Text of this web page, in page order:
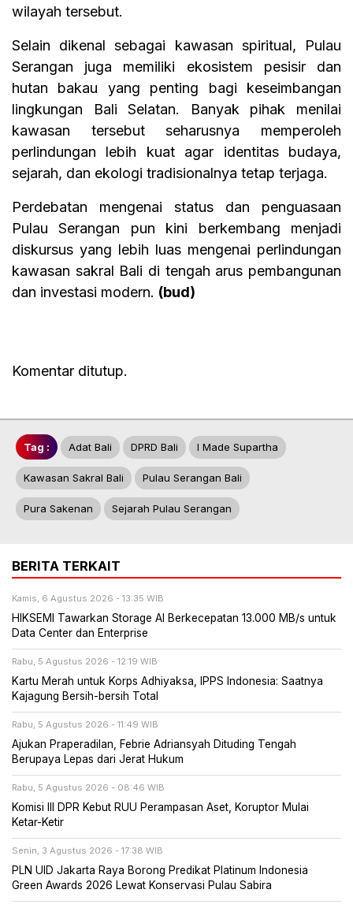
wilayah tersebut.
Selain dikenal sebagai kawasan spiritual, Pulau
Serangan juga memiliki ekosistem pesisir dan
hutan bakau yang penting bagi keseimbangan
lingkungan Bali Selatan. Banyak pihak menilai
kawasan tersebut seharusnya memperoleh
perlindungan lebih kuat agar identitas budaya,
sejarah, dan ekologi tradisionalnya tetap terjaga.
Perdebatan mengenai status dan penguasaan
Pulau Serangan pun kini berkembang menjadi
diskursus yang lebih luas mengenai perlindungan
kawasan sakral Bali di tengah arus pembangunan
dan investasi modern. (bud)
Komentar ditutup.
Tag : Adat Bali DPRD Bali I Made Supartha
Kawasan Sakral Bali Pulau Serangan Bali
Pura Sakenan Sejarah Pulau Serangan
BERITA TERKAIT
Kamis, 6 Agustus 2026 - 13:35 WIB
HIKSEMI Tawarkan Storage AI Berkecepatan 13.000 MB/s untuk
Data Center dan Enterprise
Rabu, 5 Agustus 2026 - 12:19 WIB
Kartu Merah untuk Korps Adhiyaksa, IPPS Indonesia: Saatnya
Kajagung Bersih-bersih Total
Rabu, 5 Agustus 2026 - 11:49 WIB
Ajukan Praperadilan, Febrie Adriansyah Dituding Tengah
Berupaya Lepas dari Jerat Hukum
Rabu, 5 Agustus 2026 - 08:46 WIB
Komisi III DPR Kebut RUU Perampasan Aset, Koruptor Mulai
Ketar-Ketir
Senin, 3 Agustus 2026 - 17:38 WIB
PLN UID Jakarta Raya Borong Predikat Platinum Indonesia
Green Awards 2026 Lewat Konservasi Pulau Sabira